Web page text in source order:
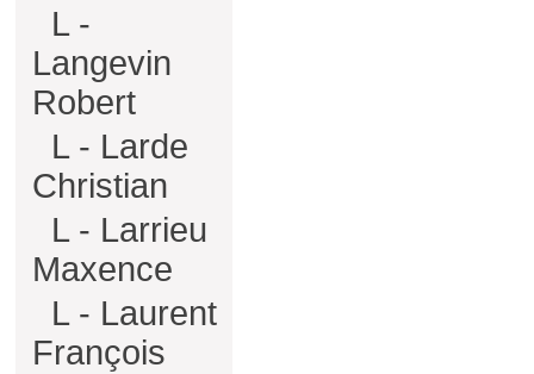
L -
Langevin
Robert
L - Larde
Christian
L - Larrieu
Maxence
L - Laurent
François